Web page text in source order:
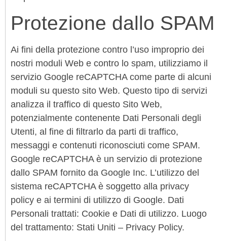
Protezione dallo SPAM
Ai fini della protezione contro l’uso improprio dei
nostri moduli Web e contro lo spam, utilizziamo il
servizio Google reCAPTCHA come parte di alcuni
moduli su questo sito Web. Questo tipo di servizi
analizza il traffico di questo Sito Web,
potenzialmente contenente Dati Personali degli
Utenti, al fine di filtrarlo da parti di traffico,
messaggi e contenuti riconosciuti come SPAM.
Google reCAPTCHA è un servizio di protezione
dallo SPAM fornito da Google Inc. L’utilizzo del
sistema reCAPTCHA è soggetto alla privacy
policy e ai termini di utilizzo di Google. Dati
Personali trattati: Cookie e Dati di utilizzo. Luogo
del trattamento: Stati Uniti – Privacy Policy.